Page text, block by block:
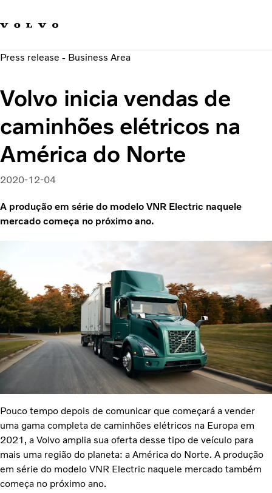
Carreira
Sustentabilidade e Segurança
Press release - Business Area
Volvo inicia vendas de
caminhões elétricos na
América do Norte
2020-12-04
A produção em série do modelo VNR Electric naquele
mercado começa no próximo ano.
Pouco tempo depois de comunicar que começará a vender
uma gama completa de caminhões elétricos na Europa em
2021, a Volvo amplia sua oferta desse tipo de veículo para
mais uma região do planeta: a América do Norte. A produção
em série do modelo VNR Electric naquele mercado também
começa no próximo ano.